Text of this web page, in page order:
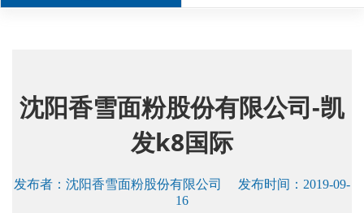
沈阳香雪面粉股份有限公司-凯
发k8国际
发布者： 沈阳香雪面粉股份有限公司
发布时间：2019-09-
16